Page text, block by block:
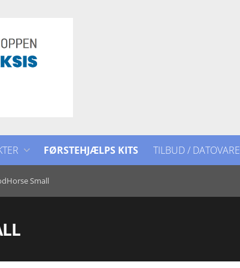
FØRSTEHJÆLPS KITS TILBUD / DATOVARE
Small